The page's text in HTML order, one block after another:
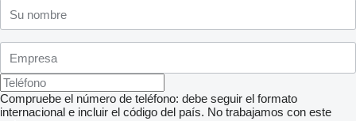
Compruebe el número de teléfono: debe seguir el formato
internacional e incluir el código del país. No trabajamos con este